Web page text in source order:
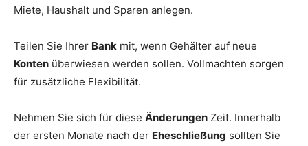
Miete, Haushalt und Sparen anlegen.
Teilen Sie Ihrer Bank mit, wenn Gehälter auf neue
Konten überwiesen werden sollen. Vollmachten sorgen
für zusätzliche Flexibilität.
Nehmen Sie sich für diese Änderungen Zeit. Innerhalb
der ersten Monate nach der Eheschließung sollten Sie